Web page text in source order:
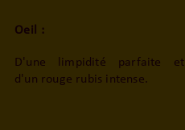
Oeil :
D'une limpidité parfaite et
d'un rouge rubis intense.